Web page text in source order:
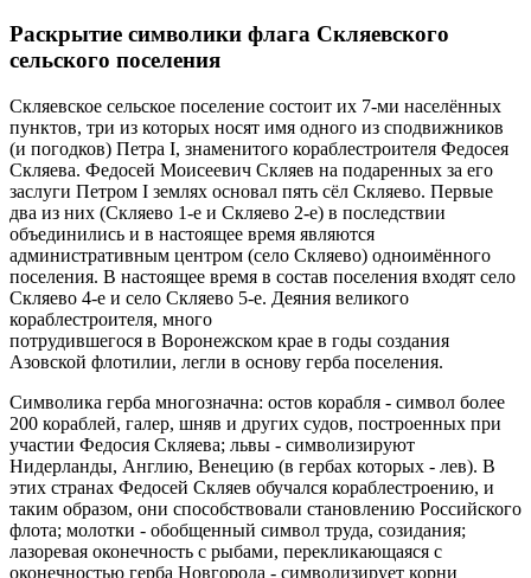
Раскрытие символики флага Скляевского
сельского поселения
Скляевское сельское поселение состоит их 7-ми населённых
пунктов, три из которых носят имя одного из сподвижников
(и погодков) Петра I, знаменитого кораблестроителя Федосея
Скляева. Федосей Моисеевич Скляев на подаренных за его
заслуги Петром I землях основал пять сёл Скляево. Первые
два из них (Скляево 1-е и Скляево 2-е) в последствии
объединились и в настоящее время являются
административным центром (село Скляево) одноимённого
поселения. В настоящее время в состав поселения входят село
Скляево 4-е и село Скляево 5-е. Деяния великого
кораблестроителя, много
потрудившегося в Воронежском крае в годы создания
Азовской флотилии, легли в основу герба поселения.
Символика герба многозначна: остов корабля - символ более
200 кораблей, галер, шняв и других судов, построенных при
участии Федосия Скляева; львы - символизируют
Нидерланды, Англию, Венецию (в гербах которых - лев). В
этих странах Федосей Скляев обучался кораблестроению, и
таким образом, они способствовали становлению Российского
флота; молотки - обобщенный символ труда, созидания;
лазоревая оконечность с рыбами, перекликающаяся с
оконечностью герба Новгорода - символизирует корни